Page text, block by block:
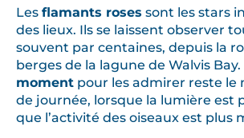
Les flamants roses sont les stars
des lieux. Ils se laissent observer
souvent par centaines, depuis la
berges de la lagune de Walvis Bay.
moment pour les admirer reste le
de journée, lorsque la lumière est
que l’activité des oiseaux est plus